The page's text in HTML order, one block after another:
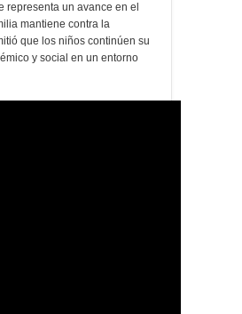
representa un avance en el
mantiene contra la
que los niños continúen su
y social en un entorno